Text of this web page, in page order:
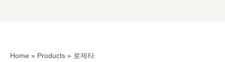
Home » Products » 로제타